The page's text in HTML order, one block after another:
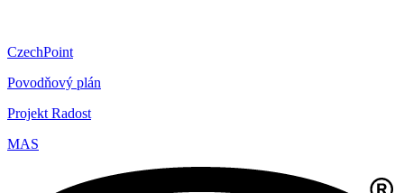
CzechPoint
Povodňový plán
Projekt Radost
MAS